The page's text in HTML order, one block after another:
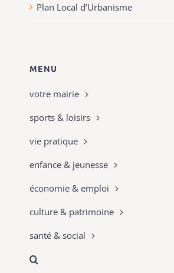
Plan Local d’Urbanisme
MENU
votre mairie
sports & loisirs
vie pratique
enfance & jeunesse
économie & emploi
culture & patrimoine
santé & social